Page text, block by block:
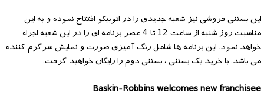
این بستنی فروشی نیز شعبه جدیدی را در اتوبیکو افتتاح نموده و به این
مناسبت روز شنبه از ساعت 12 تا 4 عصر برنامه ای را در این شعبه اجراء
خواهد نمود. این برنامه ها شامل رنگ آمیزی صورت و نمایش سرگرم کننده
می باشد. با خرید یک بستنی ، بستنی دوم را رایگان خواهید گرفت.
Baskin-Robbins welcomes new franchisee